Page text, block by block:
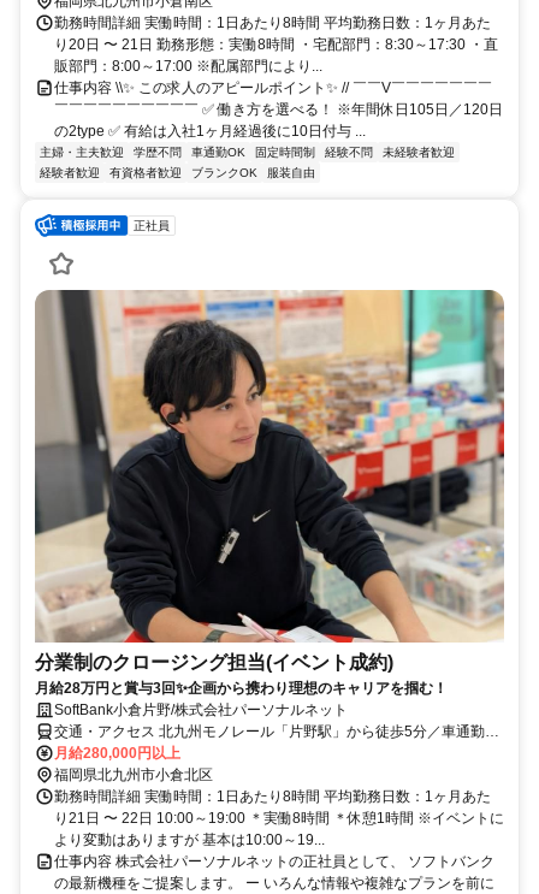
勤務時間詳細 実働時間：1日あたり8時間 平均勤務日数：1ヶ月あた
り20日 〜 21日 勤務形態：実働8時間 ・宅配部門：8:30～17:30 ・直
販部門：8:00～17:00 ※配属部門により...
仕事内容 \\✨ この求人のアピールポイント✨ // ￣￣V￣￣￣￣￣￣￣
￣￣￣￣￣￣￣￣￣￣ ✅ 働き方を選べる！ ※年間休日105日／120日
の2type ✅ 有給は入社1ヶ月経過後に10日付与 ...
主婦・主夫歓迎 学歴不問 車通勤OK 固定時間制 経験不問
未経験者歓迎
経験者歓迎
有資格者歓迎 ブランクOK 服装自由
正社員
分業制のクロージング担当(イベント成約)
月給28万円と賞与3回✨企画から携わり理想のキャリアを掴む！
SoftBank小倉片野/株式会社パーソナルネット
交通・アクセス 北九州モノレール「片野駅」から徒歩5分／車通勤可
能（専用駐車場あり）
月給280,000円以上
福岡県北九州市小倉北区
勤務時間詳細 実働時間：1日あたり8時間 平均勤務日数：1ヶ月あた
り21日 〜 22日 10:00～19:00 ＊実働8時間 ＊休憩1時間 ※イベントに
より変動はありますが 基本は10:00～19...
仕事内容 株式会社パーソナルネットの正社員として、 ソフトバンク
の最新機種をご提案します。 ー いろんな情報や複雑なプランを前に